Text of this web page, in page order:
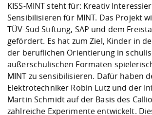
KISS-MINT steht für: Kreativ
Sensibilisieren für MINT. Das Projekt
TÜV-Süd Stiftung, SAP und dem
gefördert. Es hat zum Ziel, Kinder in
der beruflichen Orientierung in
außerschulischen Formaten
MINT zu sensibilisieren. Dafür haben
Elektrotechniker Robin Lutz und der
Martin Schmidt auf der Basis des
zahlreiche Experimente entwickelt.